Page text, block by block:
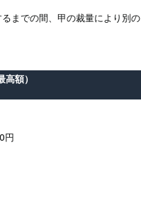
までの間、甲の裁量により別の
高額）
円